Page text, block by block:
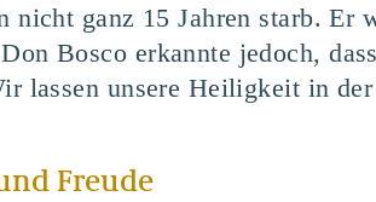
nicht ganz 15 Jahren starb. Er
Bosco erkannte jedoch,
lassen unsere Heiligkeit in
Freude